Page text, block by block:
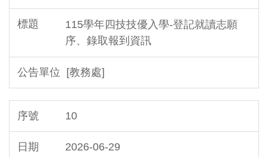
115學年四技技優入學-登記就讀志願
序、錄取報到資訊
[教務處]
10
2026-06-29